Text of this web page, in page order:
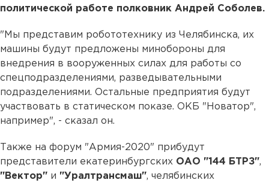
политической работе полковник Андрей Соболев.
"Мы представим робототехнику из Челябинска, их
машины будут предложены минобороны для
внедрения в вооруженных силах для работы со
спецподразделениями, разведывательными
подразделениями. Остальные предприятия будут
участвовать в статическом показе. ОКБ "Новатор",
например", - сказал он.
Также на форум "Армия-2020" прибудут
представители екатеринбургских ОАО "144 БТРЗ",
"Вектор" и "Уралтрансмаш", челябинских